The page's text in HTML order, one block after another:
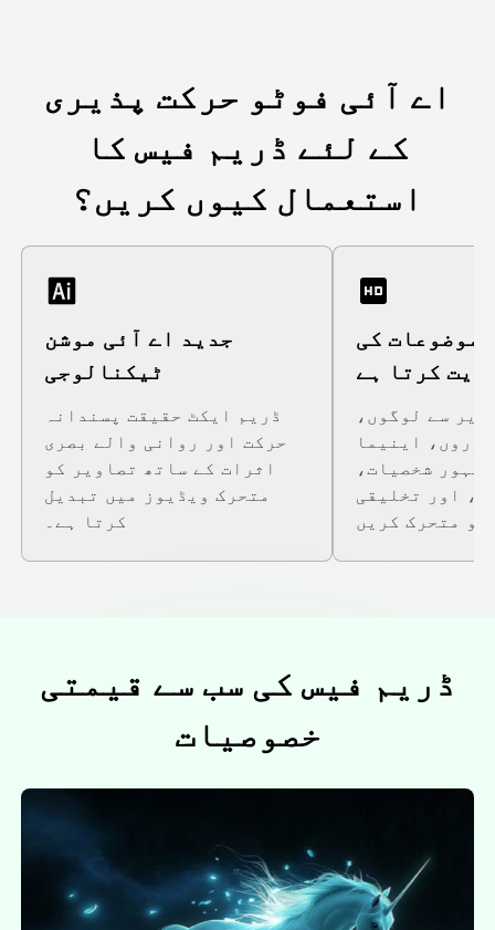
اے آئی فوٹو حرکت پذیری
کے لئے ڈریم فیس کا
استعمال کیوں کریں؟
جدید اے آئی موشن
ٹیکنالوجی
ڈریم ایکٹ حقیقت پسندانہ
حرکت اور روانی والے بصری
اثرات کے ساتھ تصاویر کو
متحرک ویڈیوز میں تبدیل
کرتا ہے۔
موضوعات کی
کرتا ہے
سے لوگوں،
اینیما
شخصیات،
اور تخلیقی
ڈریم فیس کی سب سے قیمتی
خصوصیات